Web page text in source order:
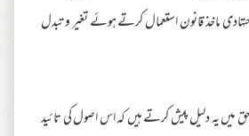
ماخذ قانون استعمال کرتے ہوئے تغیر و تبدل
میں یہ دلیل پیش کرتے ہیں کہ اس اصول کی تائید